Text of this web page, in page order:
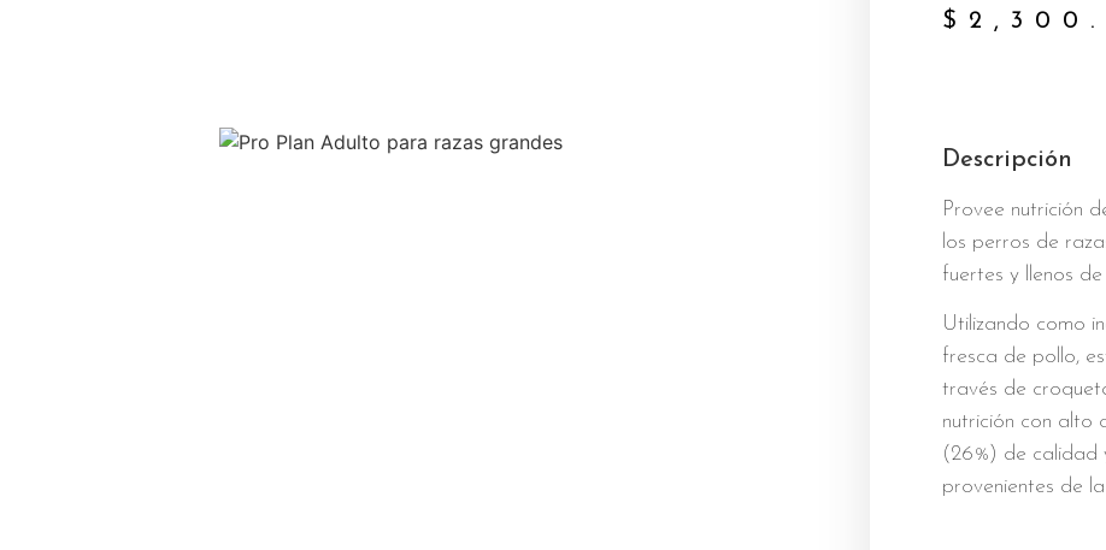
$
Descripción
Provee nutrición
los perros de
fuertes y llenos
Utilizando como
fresca de pollo,
través de
nutrición con alto
(26%) de calidad
provenientes de